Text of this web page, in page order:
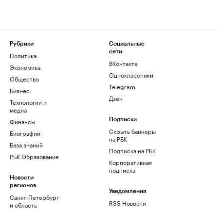
Рубрики
Политика
Экономика
Общество
Бизнес
Технологии и
медиа
Финансы
Биографии
База знаний
РБК Образование
Новости
регионов
Санкт-Петербург
и область
Социальные
сети
ВКонтакте
Одноклассники
Telegram
Дзен
Подписки
Скрыть баннеры
на РБК
Подписка на РБК
Корпоративная
подписка
Уведомления
RSS Новости